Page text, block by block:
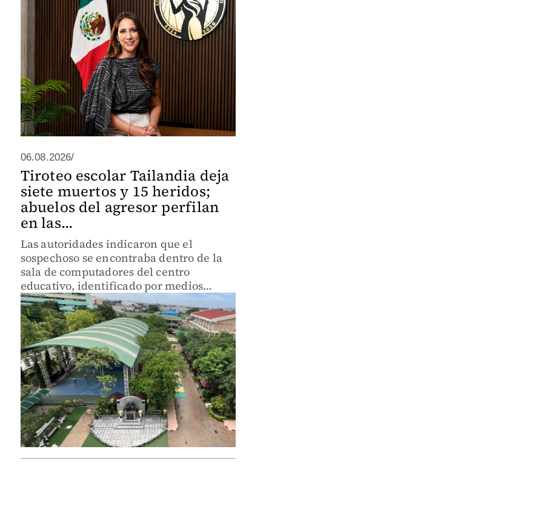
06.08.2026/
Tiroteo escolar Tailandia deja
siete muertos y 15 heridos;
abuelos del agresor perfilan
en las...
Las autoridades indicaron que el
sospechoso se encontraba dentro de la
sala de computadores del centro
educativo, identificado por medios
locales como la Escuela Debsirin
Nonthaburi, situada unos 15 kilómetros
al noroeste de la capital tailandesa.